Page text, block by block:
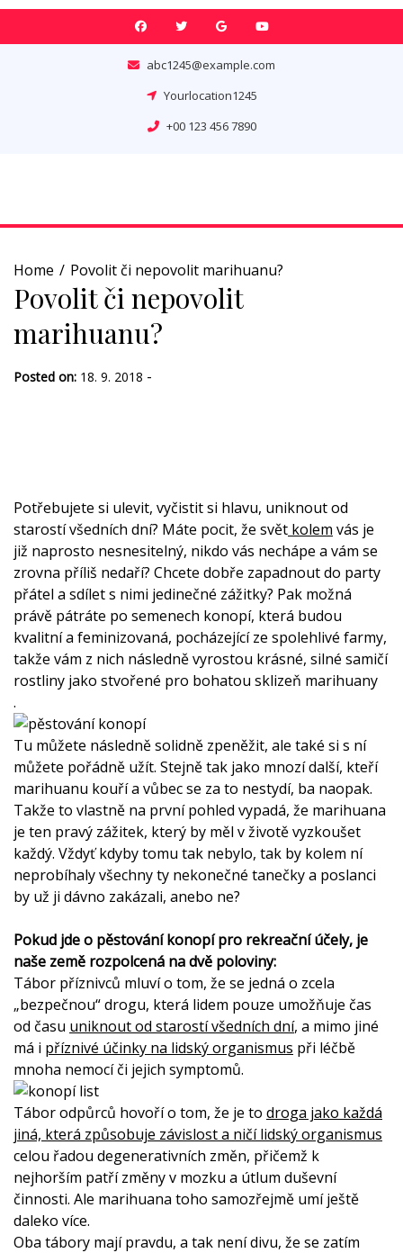
Skip
abc1245@example.com
Yourlocation1245
+00 123 456 7890
Home Povolit či nepovolit marihuanu?
Povolit či nepovolit
marihuanu?
Posted on: 18. 9. 2018 -
Potřebujete si ulevit, vyčistit si hlavu, uniknout od
starostí všedních dní? Máte pocit, že svět kolem vás je
již naprosto nesnesitelný, nikdo vás nechápe a vám se
zrovna příliš nedaří? Chcete dobře zapadnout do party
přátel a sdílet s nimi jedinečné zážitky? Pak možná
právě pátráte po semenech konopí, která budou
kvalitní a feminizovaná, pocházející ze spolehlivé farmy,
takže vám z nich následně vyrostou krásné, silné samičí
rostliny jako stvořené pro bohatou sklizeň marihuany
.
Tu můžete následně solidně zpeněžit, ale také si s ní
můžete pořádně užít. Stejně tak jako mnozí další, kteří
marihuanu kouří a vůbec se za to nestydí, ba naopak.
Takže to vlastně na první pohled vypadá, že marihuana
je ten pravý zážitek, který by měl v životě vyzkoušet
každý. Vždyť kdyby tomu tak nebylo, tak by kolem ní
neprobíhaly všechny ty nekonečné tanečky a poslanci
by už ji dávno zakázali, anebo ne?
Pokud jde o pěstování konopí pro rekreační účely, je
naše země rozpolcená na dvě poloviny:
Tábor příznivců mluví o tom, že se jedná o zcela
„bezpečnou“ drogu, která lidem pouze umožňuje čas
od času uniknout od starostí všedních dní, a mimo jiné
má i příznivé účinky na lidský organismus při léčbě
mnoha nemocí či jejich symptomů.
Tábor odpůrců hovoří o tom, že je to droga jako každá
jiná, která způsobuje závislost a ničí lidský organismus
celou řadou degenerativních změn, přičemž k
nejhorším patří změny v mozku a útlum duševní
činnosti. Ale marihuana toho samozřejmě umí ještě
daleko více.
Oba tábory mají pravdu, a tak není divu, že se zatím